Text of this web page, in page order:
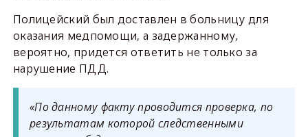
Полицейский был доставлен в больницу для
оказания медпомощи, а задержанному,
вероятно, придется ответить не только за
нарушение ПДД.
«По данному факту проводится проверка, по
результатам которой следственными